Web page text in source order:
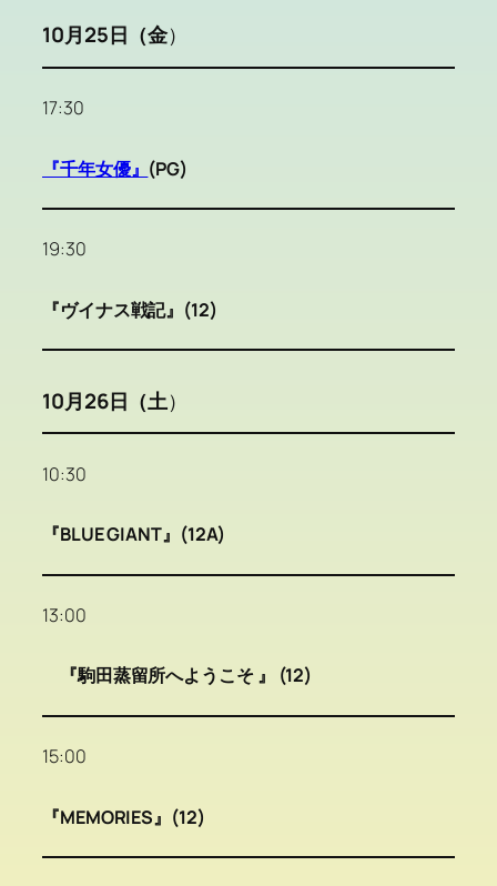
10月25日（金）
17:30
『千年女優』 (PG)
19:30
『ヴイナス戦記』(12)
10月26日（土）
10:30
『BLUE GIANT』(12A)
13:00
『駒田蒸留所へようこそ 』 (12)
15:00
『MEMORIES』(12)